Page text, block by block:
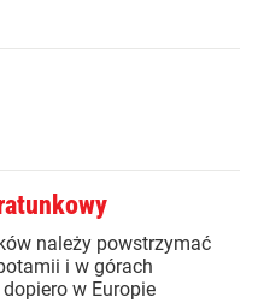
należy powstrzymać
i w górach
w Europie